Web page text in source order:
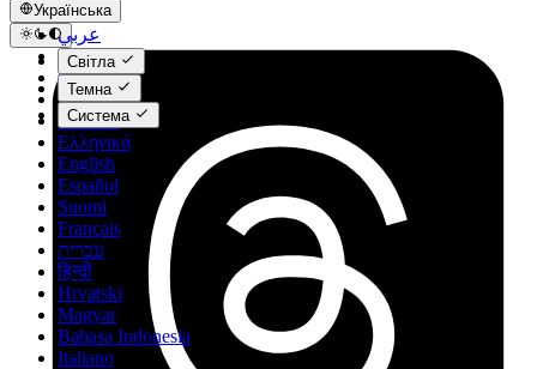
Українська
عربي
Català
Čeština
Dansk
Deutsch
Ελληνικά
English
Español
Suomi
Français
עברית
हिन्दी
Hrvatski
Magyar
Bahasa Indonesia
Italiano
Світла
Темна
Система